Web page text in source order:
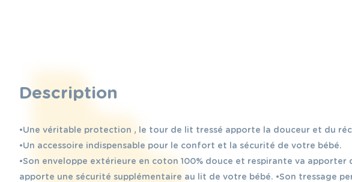
Description
•Une véritable protection , le tour de lit tressé apporte la douceur et du
•Un accessoire indispensable pour le confort et la sécurité de votre bébé.
•Son enveloppe extérieure en coton 100% douce et respirante va
apporte une sécurité supplémentaire au lit de votre bébé. •Son tressage